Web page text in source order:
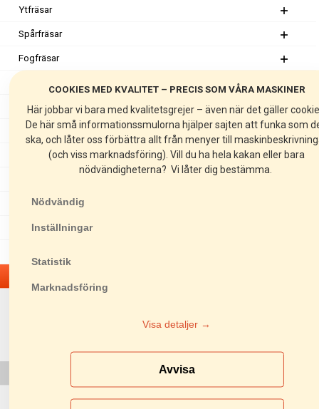
COOKIES MED KVALITET – PRECIS SOM VÅRA MASKINER
Här jobbar vi bara med kvalitetsgrejer – även när det gäller
De här små informationssmulorna hjälper sajten att funka som
ska, och låter oss förbättra allt från menyer till
(och viss marknadsföring). Vill du ha hela kakan eller bara
nödvändigheterna? Vi låter dig bestämma.
Nödvändig
Inställningar
Statistik
Marknadsföring
Visa detaljer →
Avvisa
Ytfräsar
Spårfräsar
Fogfräsar
Mattstripprar
Stoftavskiljare
Kakelsågar
Markvibratorer
Rullvibratorer